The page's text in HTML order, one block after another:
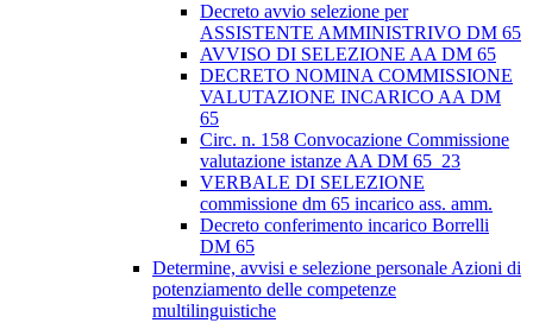
Decreto avvio selezione per
ASSISTENTE AMMINISTRIVO DM 65
AVVISO DI SELEZIONE AA DM 65
DECRETO NOMINA COMMISSIONE
VALUTAZIONE INCARICO AA DM
65
Circ. n. 158 Convocazione Commissione
valutazione istanze AA DM 65_23
VERBALE DI SELEZIONE
commissione dm 65 incarico ass. amm.
Decreto conferimento incarico Borrelli
DM 65
Determine, avvisi e selezione personale Azioni di
potenziamento delle competenze
multilinguistiche